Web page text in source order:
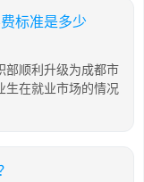
标准是多少
部顺利升级为成都市
生在就业市场的情况